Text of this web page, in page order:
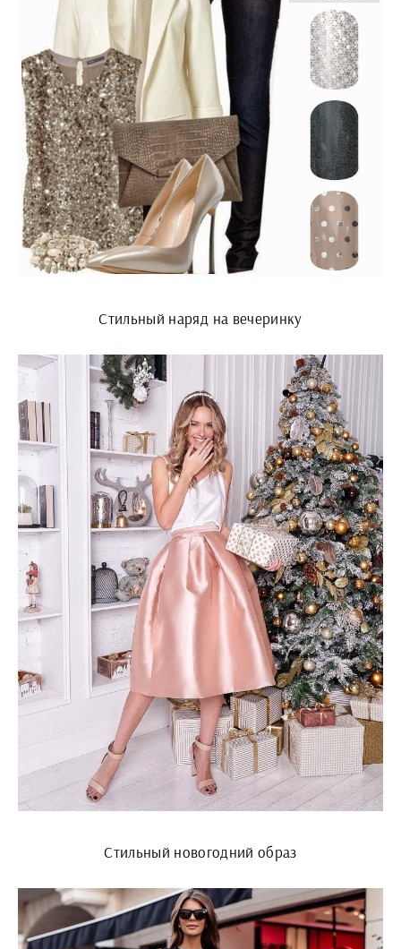
Стильный наряд на вечеринку
Стильный новогодний образ